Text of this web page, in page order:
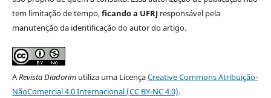
tem limitação de tempo,ficando a UFRJresponsável pela
manutenção da identificação do autor do artigo.
ARevista Diadorimutiliza uma LicençaCreative Commons Atribuição-
NãoComercial 4.0 Internacional (CC BY-NC 4.0).